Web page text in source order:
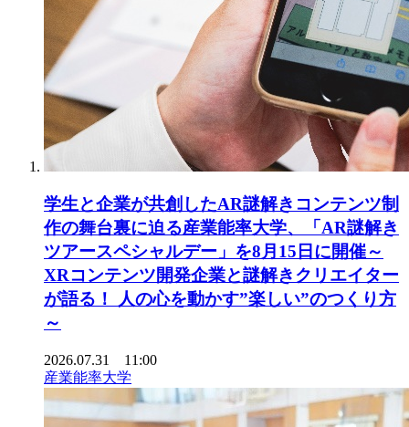
学生と企業が共創したAR謎解きコンテンツ制
作の舞台裏に迫る産業能率大学、「AR謎解き
ツアースペシャルデー」を8月15日に開催～
XRコンテンツ開発企業と謎解きクリエイター
が語る！ 人の心を動かす”楽しい”のつくり方
～
2026.07.31 11:00
産業能率大学